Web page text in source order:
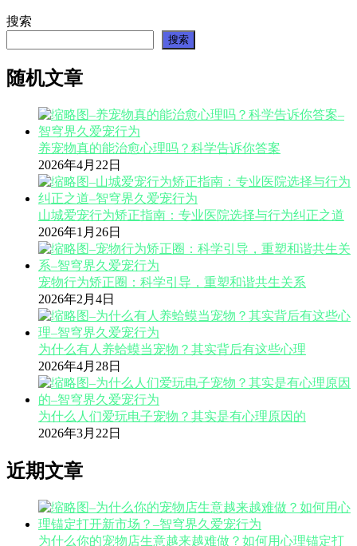
搜索
搜索
随机文章
养宠物真的能治愈心理吗？科学告诉你答案
2026年4月22日
山城爱宠行为矫正指南：专业医院选择与行为纠正之道
2026年1月26日
宠物行为矫正圈：科学引导，重塑和谐共生关系
2026年2月4日
为什么有人养蛤蟆当宠物？其实背后有这些心理
2026年4月28日
为什么人们爱玩电子宠物？其实是有心理原因的
2026年3月22日
近期文章
为什么你的宠物店生意越来越难做？如何用心理锚定打